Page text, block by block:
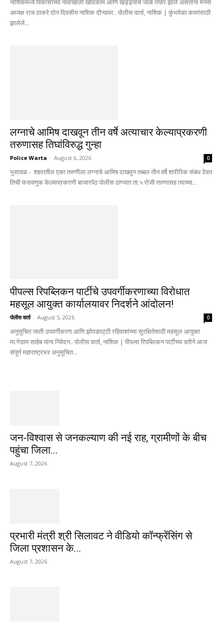
नाशिकमध्ये विकासाच्या नावाखाली खोदकाम आणि खड्ड्यांचे जाळे तयार झाले असताना मनसे
अध्यक्ष राज ठाकरे दोन दिवसीय नाशिक दौऱ्यावर.. पोलीस वार्ता, नाशिक | कुंभमेळा कामांसाठी
झालेले...
लग्नाचे आमिष दाखवून तीन वर्षे अत्याचार केल्याप्रकरणी
तरुणासह तिघांविरुद्ध गुन्हा
Police Warta - August 6, 2026 0
भुसावळ - शहरातील एका तरुणीला लग्नाचे आमिष दाखवून तब्बल तीन वर्षे शारीरिक संबंध ठेवत
तिची फसवणूक केल्याप्रकरणी बाजारपेठ पोलीस ठाण्यात ता.५ रोजी तरुणासह त्याच्या...
पीपल्स रिपब्लिकन पार्टीचे उपवर्गीकरणाच्या विरोधात
महसूल आयुक्त कार्यालयावर निदर्शने आंदोलन!
पोलीस वार्ता - August 5, 2026 0
अनुसूचित जाती उपवर्गीकरण आणि झोपडपट्टी रहिवाशांच्या सुरक्षितेसाठी महसूल आयुक्त
मा.गेडाम साहेब यांना निवेदन.. पोलीस वार्ता, नाशिक | पीपल्स रिपब्लिकन पार्टीच्या वतीने आज
संपूर्ण महाराष्ट्रभर अनुसूचित...
जन-विश्वास से जनकल्याण की नई राह, ग्रामीणों के बीच
पहुंचा जिला...
August 7, 2026
प्रभारी मंत्री श्री सिलावट ने वीडियो कॉन्फ्रेंसिंग से
जिला प्रशासन के...
August 7, 2026